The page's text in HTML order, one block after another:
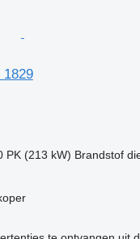
1829
PK (213 kW) Brandstof